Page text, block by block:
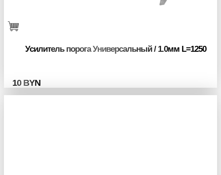
Усилитель порога Универсальный / 1.0мм L=1250
10 BYN